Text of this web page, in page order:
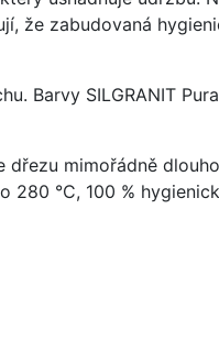
že zabudovaná
Barvy SILGRANIT
dřezu mimořádně
°C, 100 %